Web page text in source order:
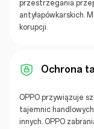
przestrzegania
antyłapówkarskich.
korupcji.
Ochrona
OPPO przywiązuje
tajemnic
innych. OPPO